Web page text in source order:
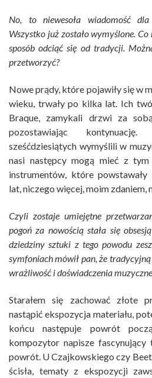
No, to niewesoła wiadomość
Wszystko już zostało wymyślone.
sposób odciąć się od tradycji.
przetworzyć?
Nowe prądy, które pojawiły się w
wieku, trwały po kilka lat. Ich
Braque, zamykali drzwi za
pozostawiając
sześćdziesiątych wymyślili w
nasi następcy mogą mieć z
instrumentów, które
lat, niczego więcej, moim zdaniem,
Czyli zostaje umiejętne
pogoń za nowością stała się
dziedziny sztuki z tego powodu
symfoniach mówił pan, że
wrażliwość i doświadczenia
Starałem się zachować złote
nastąpić ekspozycja materiału,
końcu następuje powrót
kompozytor napisze
powrót. U Czajkowskiego czy
ścisła, tematy z ekspozycji